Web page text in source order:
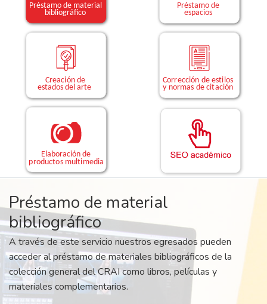
Préstamo de material
bibliográfico
A través de este servicio nuestros egresados pueden
acceder al préstamo de materiales bibliográficos de la
colección general del CRAI como libros, películas y
materiales complementarios.